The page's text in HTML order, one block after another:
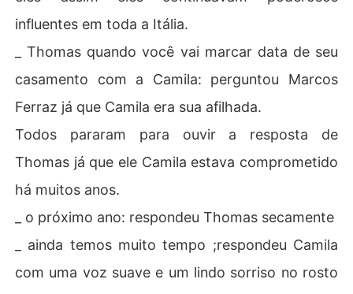
influentes em toda a Itália.
_ Thomas quando você vai marcar data de seu
casamento com a Camila: perguntou Marcos
Ferraz já que Camila era sua afilhada.
Todos pararam para ouvir a resposta de
Thomas já que ele Camila estava comprometido
há muitos anos.
_ o próximo ano: respondeu Thomas secamente
_ ainda temos muito tempo ;respondeu Camila
com uma voz suave e um lindo sorriso no rosto